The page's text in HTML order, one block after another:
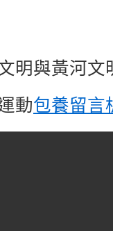
明與黃河
動包養留言